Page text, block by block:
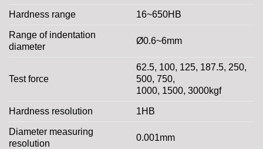
Hardness range 16~650HB
Range of indentation
diameter
Ø0.6~6mm
Test force
62.5, 100, 125, 187.5, 250,
500, 750,
1000, 1500, 3000kgf
Hardness resolution 1HB
Diameter measuring
resolution
0.001mm